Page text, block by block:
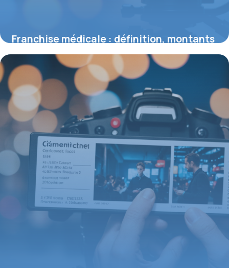
Franchise médicale : définition, montants
2026 et impacts pour les assurés
3 août 2026